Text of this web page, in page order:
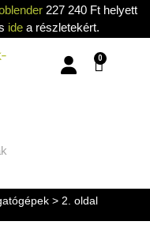
227 240 Ft helyett
idea részletekért.
0
> 2. oldal